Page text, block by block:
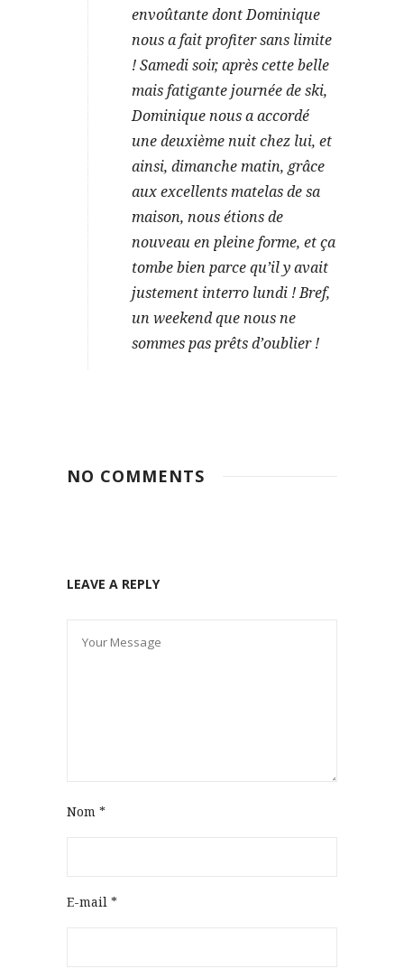
envoûtante dont Dominique
nous a fait profiter sans limite
! Samedi soir, après cette belle
mais fatigante journée de ski,
Dominique nous a accordé
une deuxième nuit chez lui, et
ainsi, dimanche matin, grâce
aux excellents matelas de sa
maison, nous étions de
nouveau en pleine forme, et ça
tombe bien parce qu’il y avait
justement interro lundi ! Bref,
un weekend que nous ne
sommes pas prêts d’oublier !
NO COMMENTS
LEAVE A REPLY
Nom *
E-mail *